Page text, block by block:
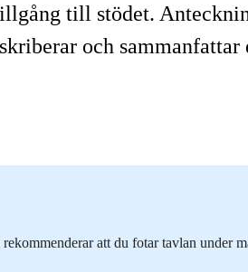
till stödet.
och sammanfattar
att du fotar tavlan under